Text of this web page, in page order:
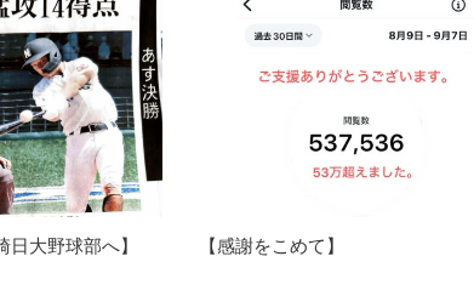
大野球部へ】 【感謝をこめて】